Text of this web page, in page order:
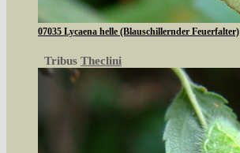
07035 Lycaena helle (Blauschillernder Feuerfalter)
Tribus Theclini